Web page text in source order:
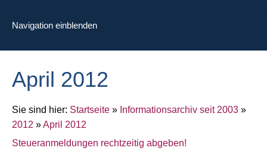
Navigation einblenden
April 2012
Sie sind hier: Startseite » Informationsarchiv seit 2003 »
2012 »April 2012
Steueranmeldungen rechtzeitig abgeben!